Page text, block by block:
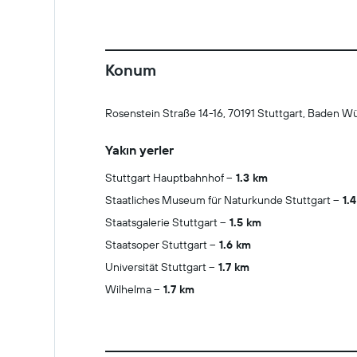
Konum
Rosenstein Straße 14-16, 70191 Stuttgart, Baden
Yakın yerler
Stuttgart Hauptbahnhof
1.3 km
Staatliches Museum für Naturkunde Stuttgart
Staatsgalerie Stuttgart
1.5 km
Staatsoper Stuttgart
1.6 km
Universität Stuttgart
1.7 km
Wilhelma
1.7 km